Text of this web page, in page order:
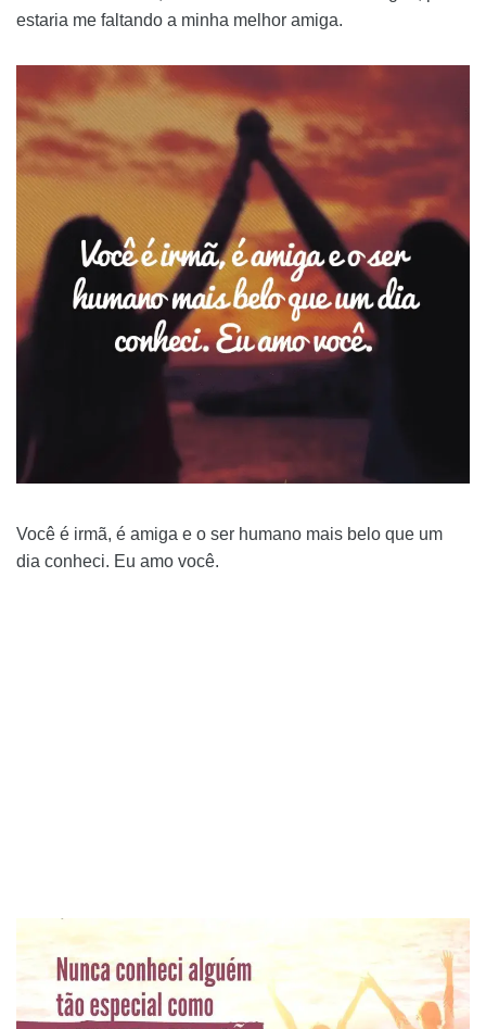
estaria me faltando a minha melhor amiga.
Você é irmã, é amiga e o ser humano mais belo que um
dia conheci. Eu amo você.